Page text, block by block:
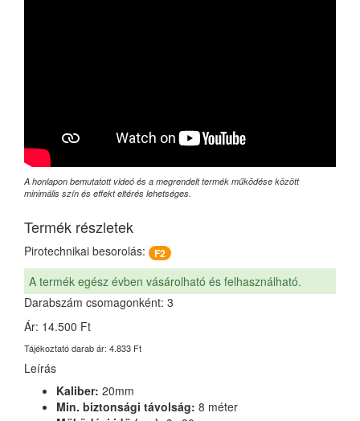
A honlapon bemutatott videó és a megrendelt termék működése között
minimális szín és effekt eltérés lehetséges.
Termék részletek
Pirotechnikai besorolás: F2
A termék egész évben vásárolható és felhasználható.
Darabszám csomagonként: 3
Ár: 14.500 Ft
Tájékoztató darab ár: 4.833 Ft
Leírás
Kaliber: 20mm
Min. biztonsági távolság: 8 méter